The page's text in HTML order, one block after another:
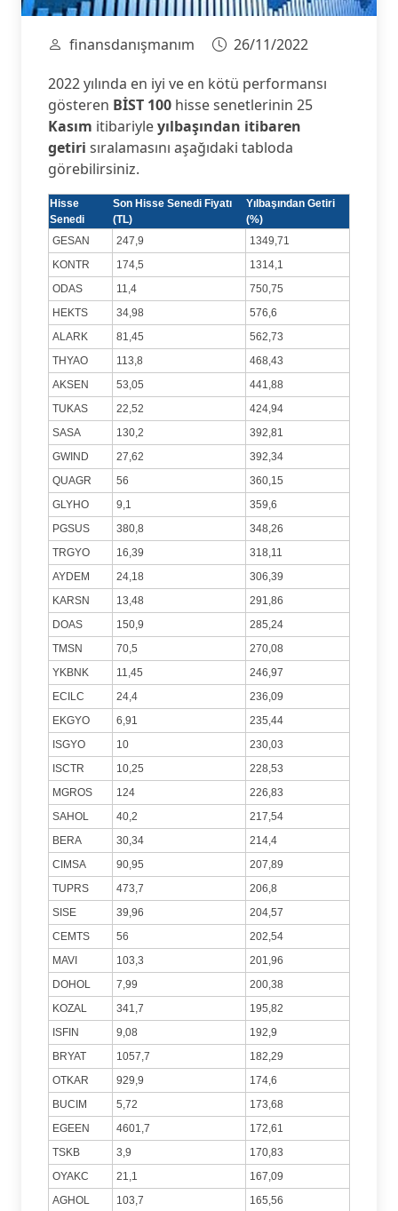
finansdanışmanım
26/11/2022
2022 yılında en iyi ve en kötü performansı
gösteren BİST 100 hisse senetlerinin 25
Kasım itibariyleyılbaşından itibaren
getiri sıralamasını aşağıdaki tabloda
görebilirsiniz.
Hisse
Senedi
Son Hisse Senedi Fiyatı
(TL)
Yılbaşından Getiri
(%)
GESAN
247,9
1349,71
KONTR
174,5
1314,1
ODAS
11,4
750,75
HEKTS
34,98
576,6
ALARK
81,45
562,73
THYAO
113,8
468,43
AKSEN
53,05
441,88
TUKAS
22,52
424,94
SASA
130,2
392,81
GWIND
27,62
392,34
QUAGR
56
360,15
GLYHO
9,1
359,6
PGSUS
380,8
348,26
TRGYO
16,39
318,11
AYDEM
24,18
306,39
KARSN
13,48
291,86
DOAS
150,9
285,24
TMSN
70,5
270,08
YKBNK
11,45
246,97
ECILC
24,4
236,09
EKGYO
6,91
235,44
ISGYO
10
230,03
ISCTR
10,25
228,53
MGROS
124
226,83
SAHOL
40,2
217,54
BERA
30,34
214,4
CIMSA
90,95
207,89
TUPRS
473,7
206,8
SISE
39,96
204,57
CEMTS
56
202,54
MAVI
103,3
201,96
DOHOL
7,99
200,38
KOZAL
341,7
195,82
ISFIN
9,08
192,9
BRYAT
1057,7
182,29
OTKAR
929,9
174,6
BUCIM
5,72
173,68
EGEEN
4601,7
172,61
TSKB
3,9
170,83
OYAKC
21,1
167,09
AGHOL
103,7 165,56